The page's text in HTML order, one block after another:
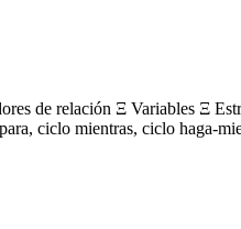
de relación Ξ Variables Ξ
ciclo mientras, ciclo haga-